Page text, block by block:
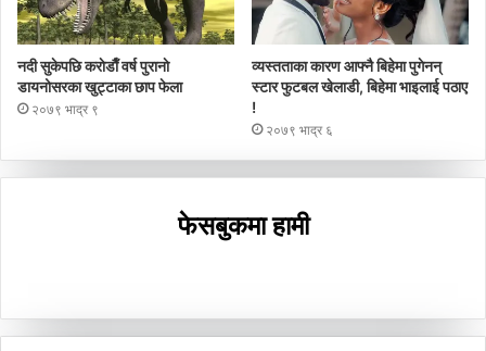
नदी सुकेपछि कराेडाैँ वर्ष पुरानाे
डायनोसरका खुट्टाका छाप फेला
२०७९ भाद्र ९
व्यस्तताका कारण आफ्नै बिहेमा पुगेनन्
स्टार फुटबल खेलाडी, बिहेमा भाइलाई पठाए
!
२०७९ भाद्र ६
फेसबुकमा हामी